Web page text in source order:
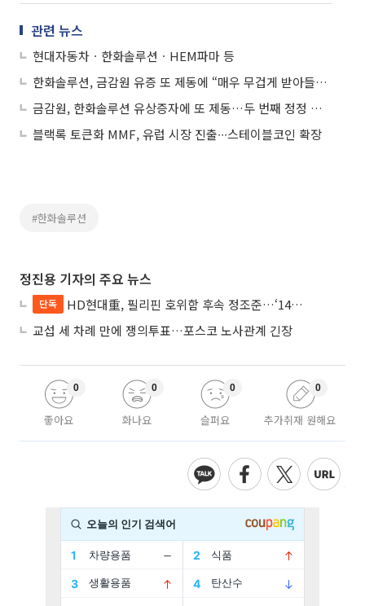
관련 뉴스
현대자동차ㆍ한화솔루션ㆍHEM파마 등
한화솔루션, 금감원 유증 또 제동에 “매우 무겁게 받아들여…성실히 보완”
금감원, 한화솔루션 유상증자에 또 제동…두 번째 정정 요구
블랙록 토큰화 MMF, 유럽 시장 진출∙∙∙스테이블코인 확장
#한화솔루션
정진용 기자의 주요 뉴스
단독
HD현대重, 필리핀 호위함 후속 정조준…‘14척+α’ 싹쓸이 노린다
교섭 세 차례 만에 쟁의투표…포스코 노사관계 긴장
좋아요
0
화나요
0
슬퍼요
0
추가취재 원해요
0